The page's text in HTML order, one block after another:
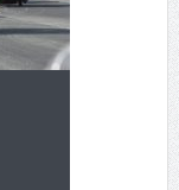
cuáles